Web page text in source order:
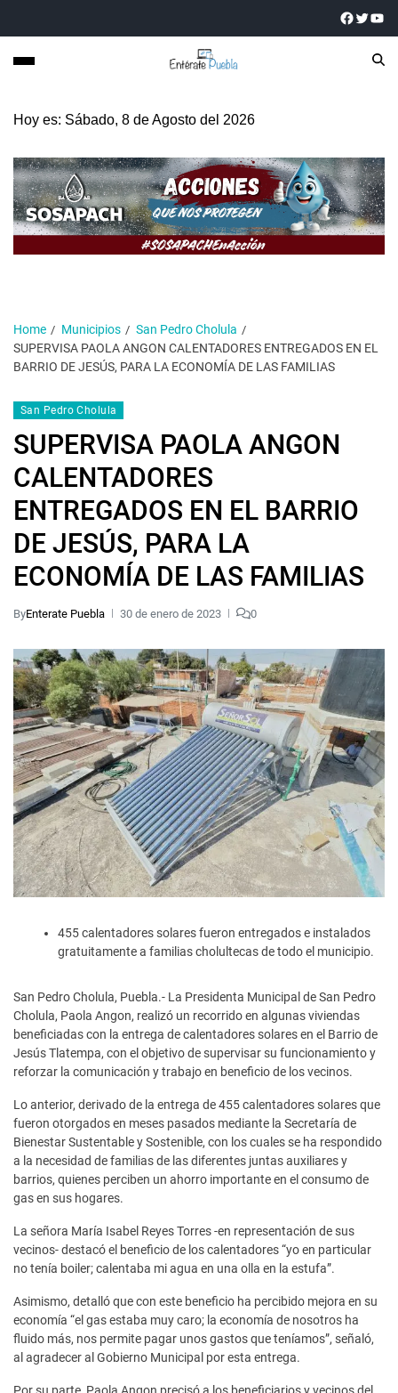
Hoy es: Sábado, 8 de Agosto del 2026
Home Municipios
San Pedro Cholula
SUPERVISA PAOLA ANGON CALENTADORES ENTREGADOS EN EL
BARRIO DE JESÚS, PARA LA ECONOMÍA DE LAS FAMILIAS
San Pedro Cholula
SUPERVISA PAOLA ANGON
CALENTADORES
ENTREGADOS EN EL BARRIO
DE JESÚS, PARA LA
ECONOMÍA DE LAS FAMILIAS
ByEnterate Puebla 30 de enero de 2023 0
455 calentadores solares fueron entregados e instalados
gratuitamente a familias cholultecas de todo el municipio.
San Pedro Cholula, Puebla.- La Presidenta Municipal de San Pedro
Cholula, Paola Angon, realizó un recorrido en algunas viviendas
beneficiadas con la entrega de calentadores solares en el Barrio de
Jesús Tlatempa, con el objetivo de supervisar su funcionamiento y
reforzar la comunicación y trabajo en beneficio de los vecinos.
Lo anterior, derivado de la entrega de 455 calentadores solares que
fueron otorgados en meses pasados mediante la Secretaría de
Bienestar Sustentable y Sostenible, con los cuales se ha respondido
a la necesidad de familias de las diferentes juntas auxiliares y
barrios, quienes perciben un ahorro importante en el consumo de
gas en sus hogares.
La señora María Isabel Reyes Torres -en representación de sus
vecinos- destacó el beneficio de los calentadores “yo en particular
no tenía boiler; calentaba mi agua en una olla en la estufa”.
Asimismo, detalló que con este beneficio ha percibido mejora en su
economía “el gas estaba muy caro; la economía de nosotros ha
fluido más, nos permite pagar unos gastos que teníamos”, señaló,
al agradecer al Gobierno Municipal por esta entrega.